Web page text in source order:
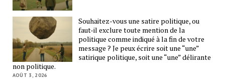
Souhaitez-vous une satire politique, ou
faut-il exclure toute mention de la
politique comme indiqué à la fin de votre
message ? Je peux écrire soit une “une”
satirique politique, soit une “une” délirante
non politique.
AOÛT 3, 2026